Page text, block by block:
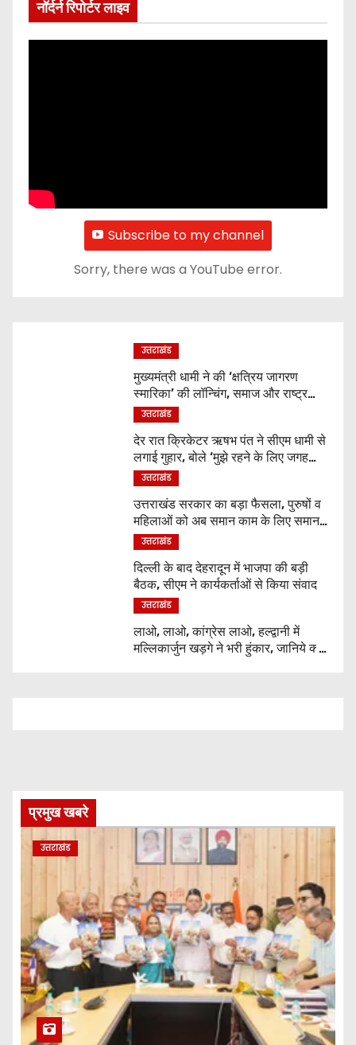
नॉर्दर्न रिपोर्टर लाइव
Subscribe to my channel
Sorry, there was a YouTube error.
उत्तराखंड
मुख्यमंत्री धामी ने की ‘क्षत्रिय जागरण
स्मारिका’ की लॉन्चिंग, समाज और राष्ट्र
निर्माण में युवाओं से मांगा सहयोग
उत्तराखंड
देर रात क्रिकेटर ऋषभ पंत ने सीएम धामी से
लगाई गुहार, बोले ‘मुझे रहने के लिए जगह
नहीं मिल रही’
उत्तराखंड
उत्तराखंड सरकार का बड़ा फैसला, पुरुषों व
महिलाओं को अब समान काम के लिए समान
वेतन
उत्तराखंड
दिल्ली के बाद देहरादून में भाजपा की बड़ी
बैठक, सीएम ने कार्यकर्ताओं से किया संवाद
उत्तराखंड
लाओ, लाओ, कांग्रेस लाओ, हल्द्वानी में
मल्लिकार्जुन खड़गे ने भरी हुंकार, जानिये क्या
प्रमुख खबरे
उत्तराखंड